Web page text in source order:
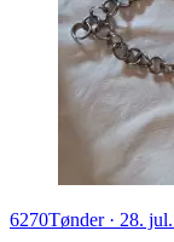
6270Tønder· 28.